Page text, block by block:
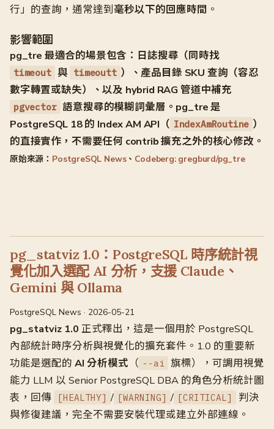
行」的查詢，通常達到毫秒以下的回應時間 。
影響範圍
pg_tre 最適合的場景包含：日誌搜尋（同時找
timeout 與 timeoutt ）、產品目錄 SKU 查詢（容忍
數字轉置或缺失）、以及 hybrid RAG 管道中補充
pgvector 語意搜尋的模糊詞彙層。 pg_tre 是
PostgreSQL 18 的 Index AM API（ IndexAmRoutine ）
的直接實作 ，不需要任何 contrib 擴充之外的核心修改。
原始來源： PostgreSQL News、 Codeberg: gregburd/pg_tre
pg_statviz 1.0：PostgreSQL 時序統計視
覺化加入選配 AI 分析，支援 Claude、
Gemini 與 Ollama
PostgreSQL News · 2026-05-21
pg_statviz 1.0 正式釋出，這是一個用於 PostgreSQL
內部統計時序分析與視覺化的擴充套件。1.0 的重要新
功能是選配的 AI 分析模式 （ --ai
旗標），可調用視覺
能力 LLM 以 Senior PostgreSQL DBA 的角色分析統計圖
表，回傳
[HEALTHY] / [WARNING] / [CRITICAL]
判決
與修復建議，完全不需要安裝代理或建立外部連線。